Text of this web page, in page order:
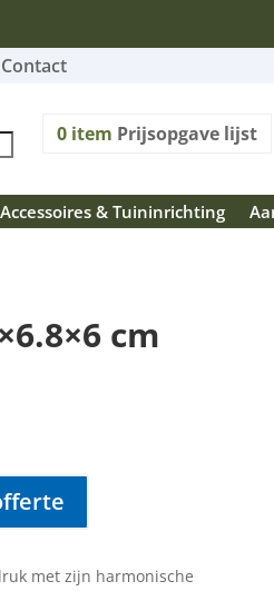
Contact
0 item Prijsopgave lijst
Accessoires & Tuininrichting
cm
met zijn harmonische